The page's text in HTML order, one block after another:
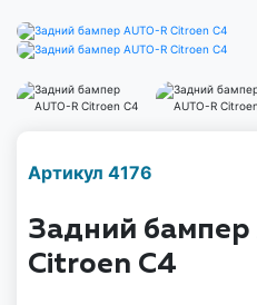
Артикул 4176
Задний бампер
Citroen C4